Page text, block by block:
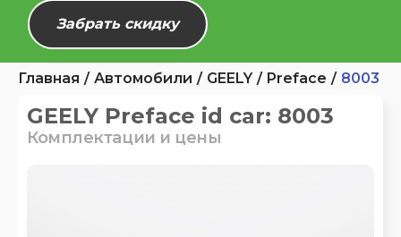
Забрать скидку
Главная Автомобили GEELY Preface 8003
GEELY Preface id car: 8003
Комплектации и цены